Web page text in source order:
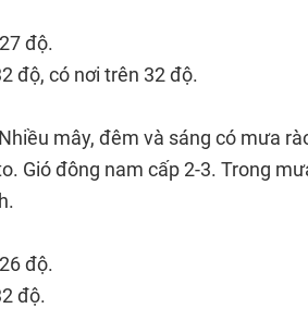
độ.
độ, có nơi trên 32 độ.
mây, đêm và sáng có mưa
Gió đông nam cấp 2-3. Trong
độ.
độ.